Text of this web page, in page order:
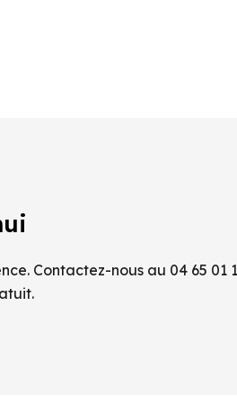
Contactez-nous au 04 65 01